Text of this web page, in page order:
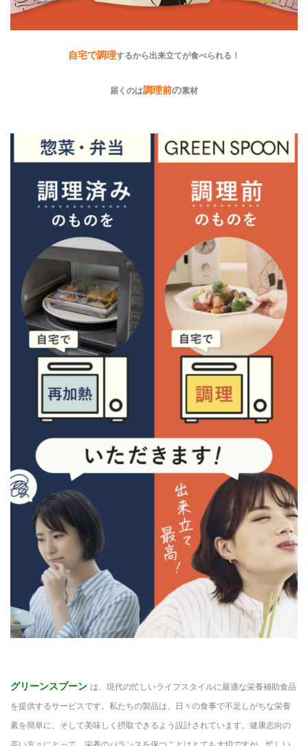
自宅で調理するから出来立てが食べられる！
届くのは調理前の素材
グリーンスプーン は、現代の忙しいライフスタイルに最適な栄養補助食品
を提供するサービスです。私たちの製品は、日々の食事で不足しがちな栄養
素を簡単に、そして美味しく摂取できるよう設計されています。健康志向の